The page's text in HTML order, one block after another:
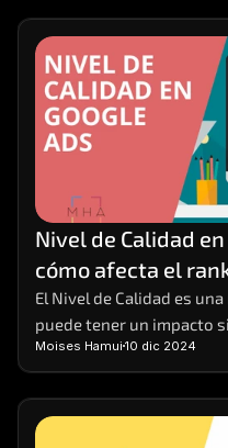
Nivel de Calidad en
cómo afecta el
cómo mejorarlo
El Nivel de Calidad es
puede tener un impacto
Moises Hamui 10 dic 2024